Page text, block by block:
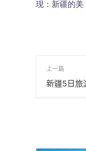
现：新疆的美
上一篇
新疆5日旅